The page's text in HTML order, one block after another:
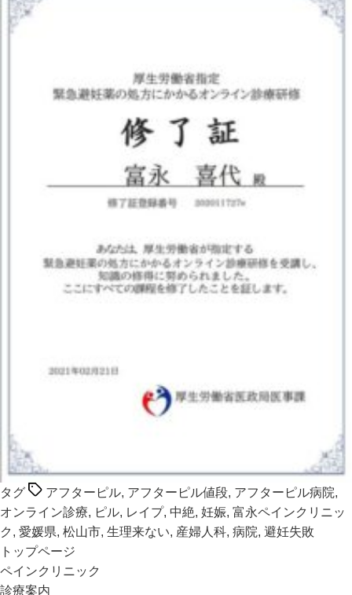
タグ アフターピル, アフターピル値段, アフターピル病院,
オンライン診療, ピル, レイプ, 中絶, 妊娠, 富永ペインクリニッ
ク , 愛媛県, 松山市, 生理来ない, 産婦人科, 病院, 避妊失敗
トップページ
ペインクリニック
診療案内